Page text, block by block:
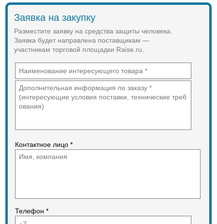
Заявка на закупку
Разместите заявку на средства защиты человека.
Заявка будет направлена поставщикам —
участникам торговой площадки Raise.ru.
Контактное лицо *
Телефон *